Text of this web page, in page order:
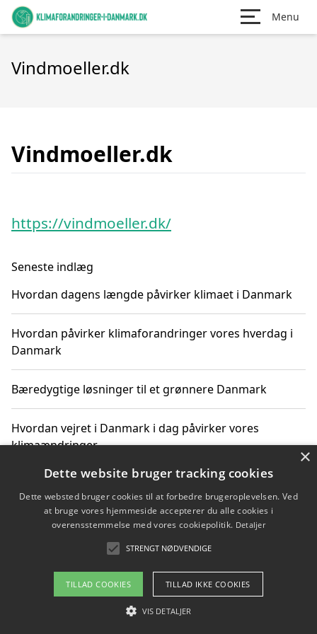
Menu
Vindmoeller.dk
Vindmoeller.dk
https://vindmoeller.dk/
Seneste indlæg
Hvordan dagens længde påvirker klimaet i Danmark
Hvordan påvirker klimaforandringer vores hverdag i
Danmark
Bæredygtige løsninger til et grønnere Danmark
Hvordan vejret i Danmark i dag påvirker vores
klimaændringer
Hvordan klimaændringer påvirker danske unges
gaveønsker
Om / kontakt
Blog Betingelser
×
Dette website bruger tracking cookies
Dette websted bruger cookies til at forbedre brugeroplevelsen. Ved
at bruge vores hjemmeside accepterer du alle cookies i
overensstemmelse med vores cookiepolitik. Detaljer
STRENGT NØDVENDIGE
TILLAD COOKIES TILLAD IKKE COOKIES
VIS DETALJER